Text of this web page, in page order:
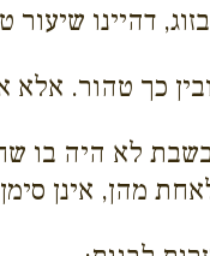
דהיינו
כך טהור.
לא היה בו
מהן, אינן